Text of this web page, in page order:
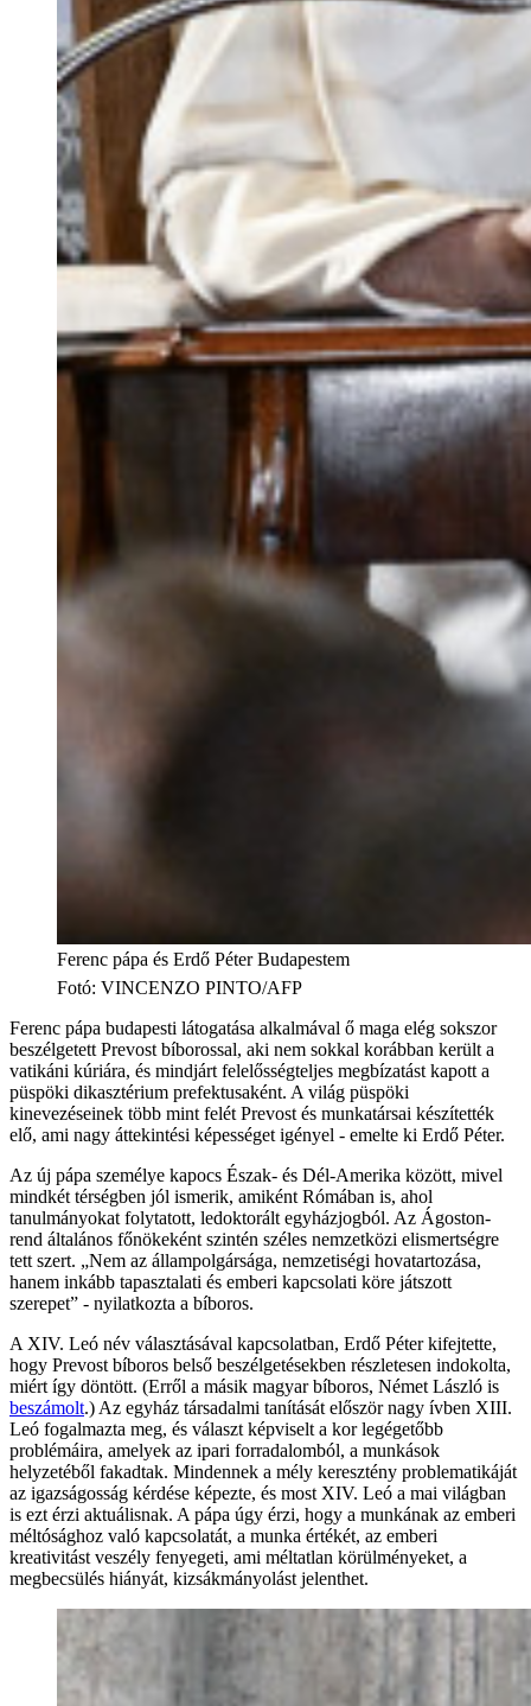
Ferenc pápa és Erdő Péter Budapestem
Fotó: VINCENZO PINTO/AFP
Ferenc pápa budapesti látogatása alkalmával ő maga elég sokszor
beszélgetett Prevost bíborossal, aki nem sokkal korábban került a
vatikáni kúriára, és mindjárt felelősségteljes megbízatást kapott a
püspöki dikasztérium prefektusaként. A világ püspöki
kinevezéseinek több mint felét Prevost és munkatársai készítették
elő, ami nagy áttekintési képességet igényel - emelte ki Erdő Péter.
Az új pápa személye kapocs Észak- és Dél-Amerika között, mivel
mindkét térségben jól ismerik, amiként Rómában is, ahol
tanulmányokat folytatott, ledoktorált egyházjogból. Az Ágoston-
rend általános főnökeként szintén széles nemzetközi elismertségre
tett szert. „Nem az állampolgársága, nemzetiségi hovatartozása,
hanem inkább tapasztalati és emberi kapcsolati köre játszott
szerepet” - nyilatkozta a bíboros.
A XIV. Leó név választásával kapcsolatban, Erdő Péter kifejtette,
hogy Prevost bíboros belső beszélgetésekben részletesen indokolta,
miért így döntött. (Erről a másik magyar bíboros, Német László is
beszámolt.) Az egyház társadalmi tanítását először nagy ívben XIII.
Leó fogalmazta meg, és választ képviselt a kor legégetőbb
problémáira, amelyek az ipari forradalomból, a munkások
helyzetéből fakadtak. Mindennek a mély keresztény problematikáját
az igazságosság kérdése képezte, és most XIV. Leó a mai világban
is ezt érzi aktuálisnak. A pápa úgy érzi, hogy a munkának az emberi
méltósághoz való kapcsolatát, a munka értékét, az emberi
kreativitást veszély fenyegeti, ami méltatlan körülményeket, a
megbecsülés hiányát, kizsákmányolást jelenthet.